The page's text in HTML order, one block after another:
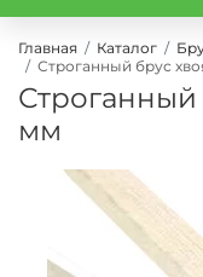
Главная Каталог
Строганный брус
Строганный
мм